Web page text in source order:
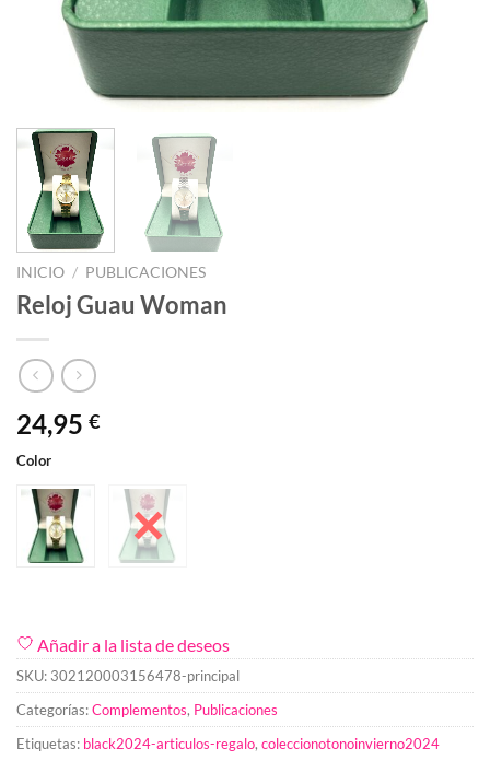
INICIO / PUBLICACIONES
Reloj Guau Woman
24,95 €
Color
Añadir a la lista de deseos
SKU: 302120003156478-principal
Categorías:Complementos, Publicaciones
Etiquetas: black2024-articulos-regalo, coleccionotonoinvierno2024